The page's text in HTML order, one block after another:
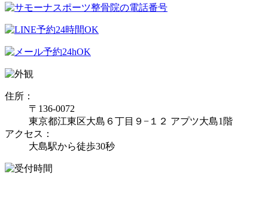
住所：
〒136-0072
東京都江東区大島６丁目９−１２ アプツ大島1階
アクセス：
大島駅から徒歩30秒